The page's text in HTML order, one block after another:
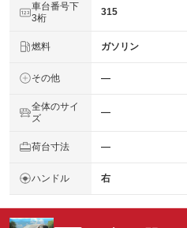
車台番号下
3桁
315
燃料 ガソリン
その他 ―
全体のサイ
ズ
―
荷台寸法 ―
ハンドル 右